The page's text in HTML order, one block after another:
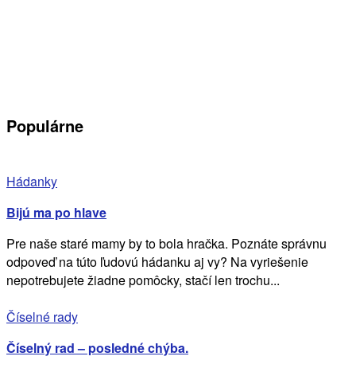
Populárne
Hádanky
Bijú ma po hlave
Pre naše staré mamy by to bola hračka. Poznáte správnu
odpoveď na túto ľudovú hádanku aj vy? Na vyriešenie
nepotrebujete žiadne pomôcky, stačí len trochu...
Číselné rady
Číselný rad – posledné chýba.